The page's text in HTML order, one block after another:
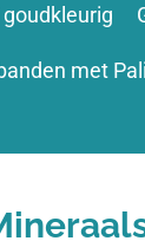
met